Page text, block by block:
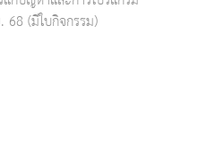
68 (มีใบกิจกรรม)